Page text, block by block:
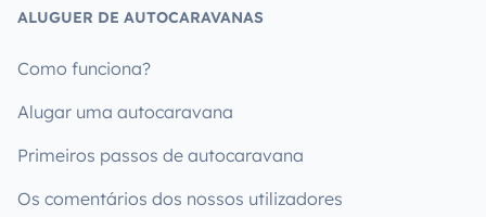
ALUGUER DE AUTOCARAVANAS
Como funciona?
Alugar uma autocaravana
Primeiros passos de autocaravana
Os comentários dos nossos utilizadores